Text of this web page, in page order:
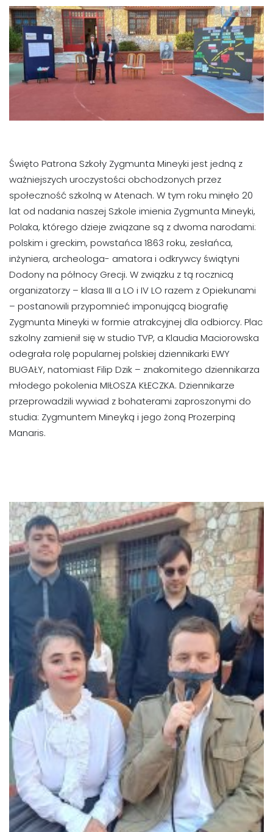
Święto Patrona Szkoły Zygmunta Mineyki jest jedną z
ważniejszych uroczystości obchodzonych przez
społeczność szkolną w Atenach. W tym roku minęło 20
lat od nadania naszej Szkole imienia Zygmunta Mineyki,
Polaka, którego dzieje związane są z dwoma narodami:
polskim i greckim, powstańca 1863 roku, zesłańca,
inżyniera, archeologa- amatora i odkrywcy świątyni
Dodony na północy Grecji. W związku z tą rocznicą
organizatorzy – klasa III a LO i IV LO razem z Opiekunami
– postanowili przypomnieć imponującą biografię
Zygmunta Mineyki w formie atrakcyjnej dla odbiorcy. Plac
szkolny zamienił się w studio TVP, a Klaudia Maciorowska
odegrała rolę popularnej polskiej dziennikarki EWY
BUGAŁY, natomiast Filip Dzik – znakomitego dziennikarza
młodego pokolenia MIŁOSZA KŁECZKA. Dziennikarze
przeprowadzili wywiad z bohaterami zaproszonymi do
studia: Zygmuntem Mineyką i jego żoną Prozerpiną
Manaris.